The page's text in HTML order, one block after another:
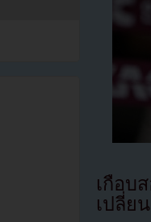
เกือบ
เปลี่ย